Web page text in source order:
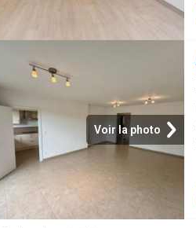
Voir la photo